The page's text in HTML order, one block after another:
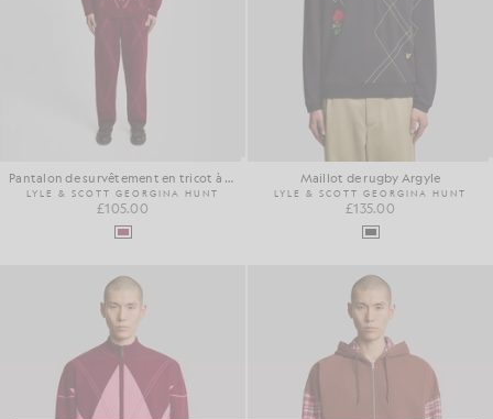
Pantalon de survêtement en tricot à motif argyle
LYLE & SCOTT GEORGINA HUNT
£105.00
Maillot de rugby Argyle
LYLE & SCOTT GEORGINA HUNT
£135.00